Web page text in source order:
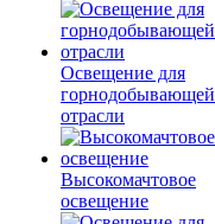
Освещение для
горнодобывающей
отрасли
Высокомачтовое
освещение